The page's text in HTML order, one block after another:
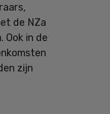
de NZa
in de
zijn